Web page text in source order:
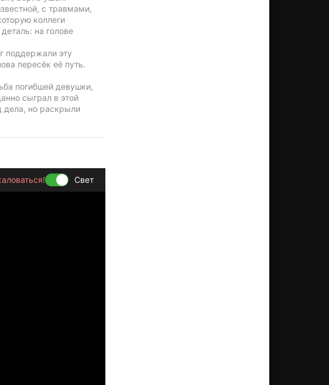
с травмами,
коллеги
на голове
поддержали эту
пересёк её путь.
погибшей девушки,
сыграл в этой
дела, но раскрыли
Свет